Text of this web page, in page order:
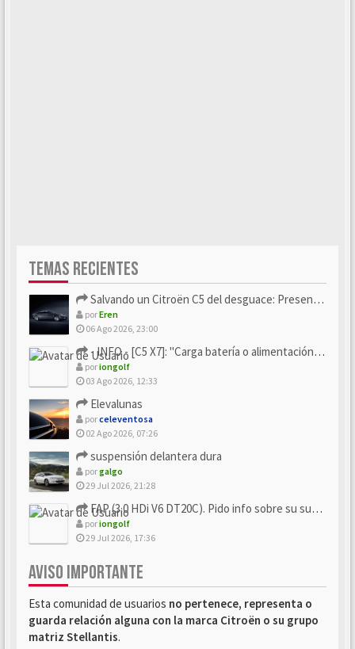
TEMAS RECIENTES
Salvando un Citroën C5 del desguace: Presentación y seguimiento
porEren
06 Ago 2026, 23:00
- INFO - [C5 X7]: "Carga batería o alimentación eléctri...
poriongolf
03 Ago 2026, 12:33
Elevalunas
porceleventosa
02 Ago 2026, 07:26
suspensión delantera dura
porgalgo
29 Jul 2026, 21:28
FAP (3.0 HDi V6 DT20C). Pido info sobre su sustitución
poriongolf
29 Jul 2026, 17:36
AVISO IMPORTANTE
Esta comunidad de usuarios no pertenece, representa o
guarda relación alguna con la marca Citroën o su grupo
matriz Stellantis.